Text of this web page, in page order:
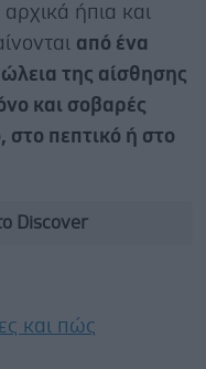
ήπια και
από ένα
της αίσθησης
και σοβαρές
στο πεπτικό ή στο
Discover
και πώς